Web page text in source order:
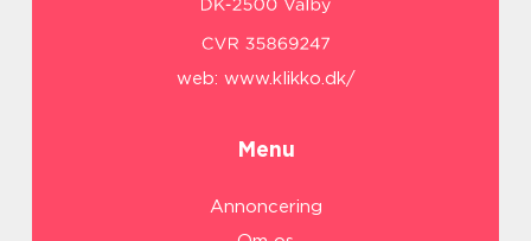
web: www.klikko.dk/
Menu
Annoncering